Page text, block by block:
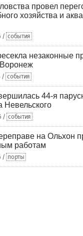
провел
хозяйства и
/ события
незаконные
Воронеж
/ события
44-я
Невельского
/ события
на Ольхон
работам
/ порты